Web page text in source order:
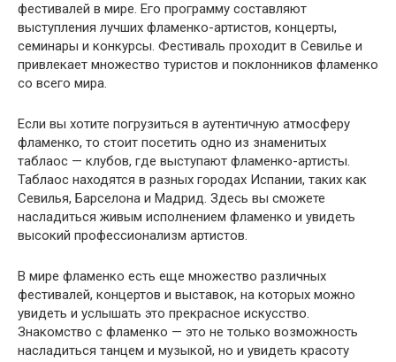
фестивалей в мире. Его программу составляют
выступления лучших фламенко-артистов, концерты,
семинары и конкурсы. Фестиваль проходит в Севилье и
привлекает множество туристов и поклонников фламенко
со всего мира.
Если вы хотите погрузиться в аутентичную атмосферу
фламенко, то стоит посетить одно из знаменитых
таблаос — клубов, где выступают фламенко-артисты.
Таблаос находятся в разных городах Испании, таких как
Севилья, Барселона и Мадрид. Здесь вы сможете
насладиться живым исполнением фламенко и увидеть
высокий профессионализм артистов.
В мире фламенко есть еще множество различных
фестивалей, концертов и выставок, на которых можно
увидеть и услышать это прекрасное искусство.
Знакомство с фламенко — это не только возможность
насладиться танцем и музыкой, но и увидеть красоту